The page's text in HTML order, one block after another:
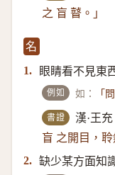
之 盲 瞽。」
名
1.
眼睛看不見東
例如 如： 「
書證 漢·王充
盲 之開目，聆
2. 缺少某方面知